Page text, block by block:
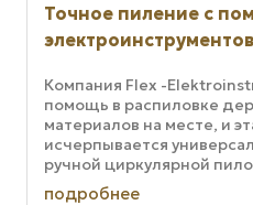
Точное пиление с
Компания Flex -
помощь в распиловке
материалов на месте, и
исчерпывается
ручной циркулярной
выполнять точные
подробнее